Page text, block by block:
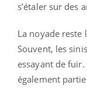
s’étaler sur des
La noyade
Souvent, les
essayant de
également